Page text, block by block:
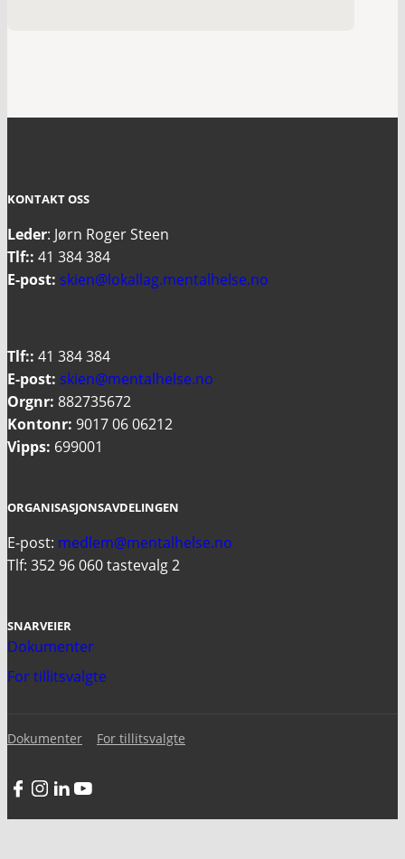
KONTAKT OSS
Leder: Jørn Roger Steen
Tlf:: 41 384 384
E-post: skien@lokallag.mentalhelse.no
Tlf:: 41 384 384
E-post: skien@mentalhelse.no
Orgnr: 882735672
Kontonr: 9017 06 06212
Vipps: 699001
ORGANISASJONSAVDELINGEN
E-post: medlem@mentalhelse.no
Tlf: 352 96 060 tastevalg 2
SNARVEIER
Dokumenter
For tillitsvalgte
Dokumenter For tillitsvalgte